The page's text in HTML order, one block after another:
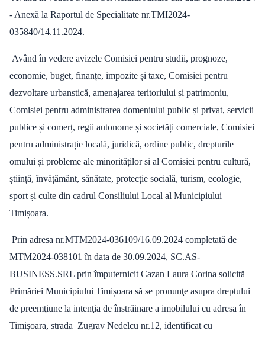
- Anexă la Raportul de Specialitate nr.TMI2024-
035840/14.11.2024.
Având în vedere avizele Comisiei pentru studii, prognoze,
economie, buget, finanțe, impozite și taxe, Comisiei pentru
dezvoltare urbanstică, amenajarea teritoriului și patrimoniu,
Comisiei pentru administrarea domeniului public și privat, servicii
publice și comerț, regii autonome și societăți comerciale, Comisiei
pentru administrație locală, juridică, ordine public, drepturile
omului și probleme ale minorităților si al Comisiei pentru cultură,
știință, învățământ, sănătate, protecție socială, turism, ecologie,
sport și culte din cadrul Consiliului Local al Municipiului
Timișoara.
Prin adresa nr.MTM2024-036109/16.09.2024 completată de
MTM2024-038101 în data de 30.09.2024, SC.AS-
BUSINESS.SRL prin împuternicit Cazan Laura Corina solicită
Primăriei Municipiului Timișoara să se pronunţe asupra dreptului
de preemţiune la intenţia de înstrăinare a imobilului cu adresa în
Timișoara, strada Zugrav Nedelcu nr.12, identificat cu